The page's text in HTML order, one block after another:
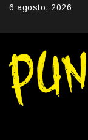
Skip6 agosto, 2026